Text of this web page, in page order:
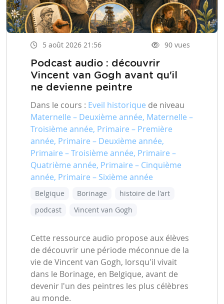
5 août 2026 21:56 90 vues
Podcast audio : découvrir
Vincent van Gogh avant qu'il
ne devienne peintre
Dans le cours : Eveil historique de niveau
Maternelle – Deuxième année, Maternelle –
Troisième année, Primaire – Première
année, Primaire – Deuxième année,
Primaire – Troisième année, Primaire –
Quatrième année, Primaire – Cinquième
année, Primaire – Sixième année
Belgique Borinage
histoire de l'art
podcast
Vincent van Gogh
Cette ressource audio propose aux élèves
de découvrir une période méconnue de la
vie de Vincent van Gogh, lorsqu'il vivait
dans le Borinage, en Belgique, avant de
devenir l'un des peintres les plus célèbres
au monde.